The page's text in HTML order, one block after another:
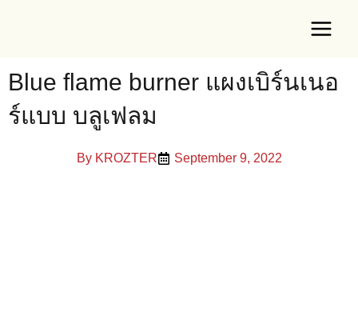
Blue flame burner แผงเบิร์นเนอ
ร์แบบ บลูเฟลม
ByKROZTER September 9, 2022